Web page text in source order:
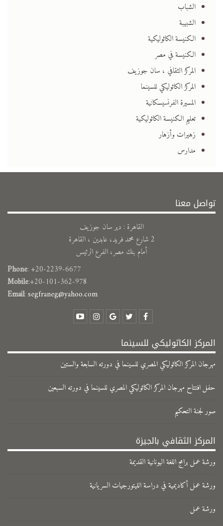
الشباب
الشبيبة
الكنيسة الكاثوليكية
الكنيسة في مصر
المركز الثقافي ، سان جوزيف
المركز الكاثوليكي للسينما
المسيرة الفرنسيسكانية
تعليم الكنيسة الكاثوليكية
زهيرات وأزهار
مدارس
تواصل معنا
القاهرة : دير سان جوزيف
2 شارع محمد فريد، عابدين ، القاهرة
أمام بنك مصر، الفرع الرئيس
Phone: +20-2239-6677
Mobile:+20-101-362-978
Email:segfraneg@yahoo.com
المركز الكاثوليكي للسينما
مهرجان المركز الكاثوليكي المصري للسينما في دورته السابعة والستين
حفل افتتاح مهرجان المركز الكاثوليكي المصري للسينما في دورته السبعين
صور لجنة التحكيم
المركز الثقافي بالجيزة
ورشة عمل برامج اللغة اليونانية القديمة
ورشة عمل أكاديمية في دراسة الليتورجيات السريانية
ورشة عمل